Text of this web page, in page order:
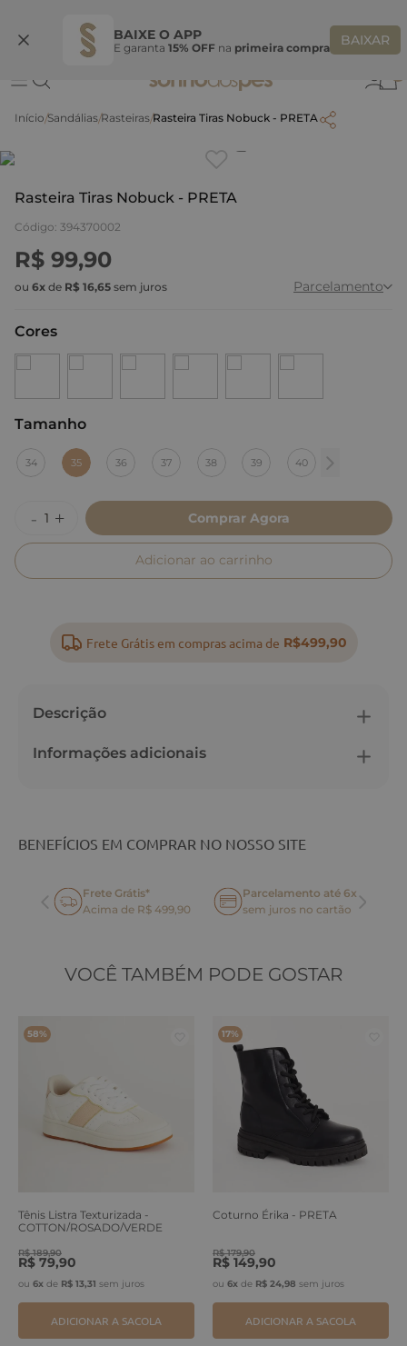
BAIXE O APP
E garanta 15% OFF na primeira compra BAIXAR
Ganhe 10% OFF na coleção utilizando o código do seu vendedor*
Sandálias Rasteiras Rasteira Tiras Nobuck - PRETA
Rasteira Tiras Nobuck - PRETA
Código: 394370002
R$ 99,90
ou 6x de R$ 16,65 sem juros Parcelamento
Cores
Tamanho
35
34 35 36 37 38 39 40
Comprar Agora
Adicionar ao carrinho
Frete Grátis em compras acima de R$499,90
Descrição
Informações adicionais
BENEFÍCIOS EM COMPRAR NO NOSSO SITE
Frete Grátis*
Acima de R$ 499,90
Parcelamento até 6x
sem juros no cartão
VOCÊ TAMBÉM PODE GOSTAR
58%
Tênis Listra Texturizada -
COTTON/ROSADO/VERDE
R$ 189,90
R$ 79,90
ou 6x de R$ 13,31 sem juros
ADICIONAR A SACOLA
17%
Coturno Érika - PRETA
R$ 179,90
R$ 149,90
ou 6x de R$ 24,98 sem juros
ADICIONAR A SACOLA